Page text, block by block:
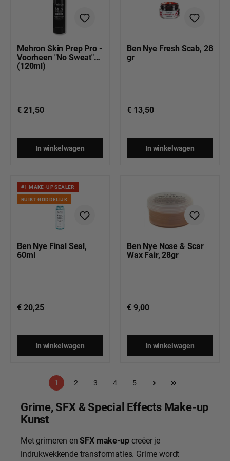
Mehron Skin Prep Pro -
Voorheen "No Sweat"
(120ml)
€ 21,50
In winkelwagen
Ben Nye Fresh Scab, 28
gr
€ 13,50
In winkelwagen
#1 MAKE-UP SEALER
RUIKT GODDELIJK
Ben Nye Final Seal,
60ml
€ 20,25
In winkelwagen
Ben Nye Nose & Scar
Wax Fair, 28gr
€ 9,00
In winkelwagen
Pagina
1 Pagina
2 Pagina
3 Pagina
4 Pagina
5
Grime, SFX & Special Effects Make-up
Kunst
Met grimeren enSFX make-upcreëer je
indrukwekkende transformaties. Grime wordt